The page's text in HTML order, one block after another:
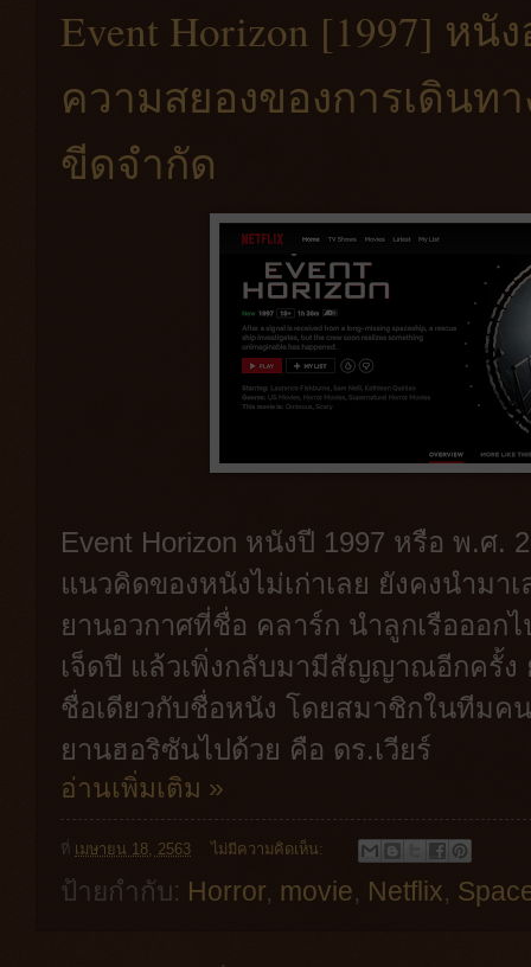
Event Horizon [1997] ห
ความสยองของการเดินท
ขีดจำกัด
Event Horizon หนังปี 1997 หรือ พ.ศ.
แนวคิดของหนังไม่เก่าเลย ยังคงนำมา
ยานอวกาศที่ชื่อ คลาร์ก นำลูกเรือออ
เจ็ดปี แล้วเพิ่งกลับมามีสัญญาณอีกครั้ง
ชื่อเดียวกับชื่อหนัง โดยสมาชิกในทีมค
ยานฮอริซันไปด้วย คือ ดร.เวียร์
อ่านเพิ่มเติม »
ที่ เมษายน 18, 2563 ไม่มีความคิดเห็น:
ป้ายกำกับ: Horror, movie, Netflix,